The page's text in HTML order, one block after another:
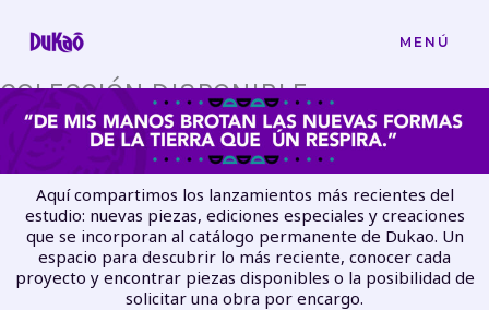
MENÚ
COLECCIÓN DISPONIBLE
Aquí compartimos los lanzamientos más recientes del
estudio: nuevas piezas, ediciones especiales y creaciones
que se incorporan al catálogo permanente de Dukao. Un
espacio para descubrir lo más reciente, conocer cada
proyecto y encontrar piezas disponibles o la posibilidad de
solicitar una obra por encargo.